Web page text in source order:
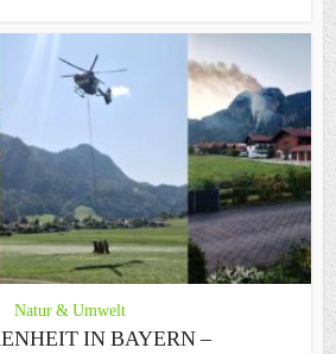
Natur & Umwelt
IN BAYERN –